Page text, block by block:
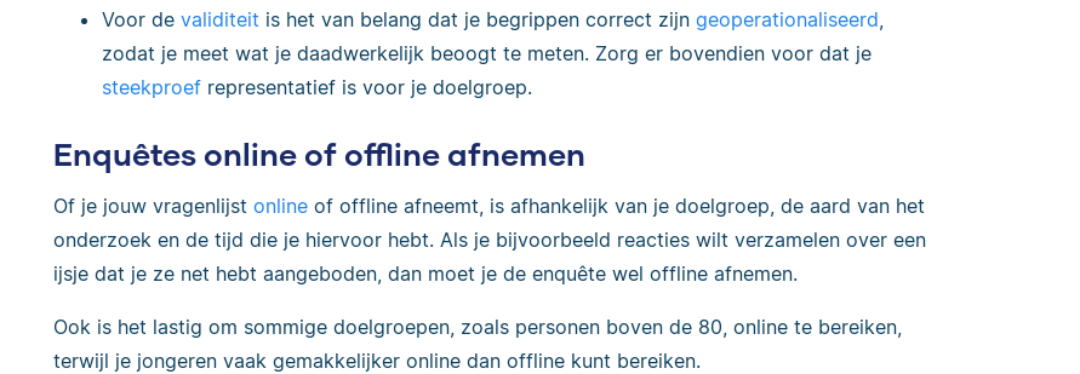
Voor de validiteit is het van belang dat je begrippen correct zijn geoperationaliseerd,
zodat je meet wat je daadwerkelijk beoogt te meten. Zorg er bovendien voor dat je
steekproef representatief is voor je doelgroep.
Enquêtes online of offline afnemen
Of je jouw vragenlijst online of offline afneemt, is afhankelijk van je doelgroep, de aard van het
onderzoek en de tijd die je hiervoor hebt. Als je bijvoorbeeld reacties wilt verzamelen over een
ijsje dat je ze net hebt aangeboden, dan moet je de enquête wel offline afnemen.
Ook is het lastig om sommige doelgroepen, zoals personen boven de 80, online te bereiken,
terwijl je jongeren vaak gemakkelijker online dan offline kunt bereiken.